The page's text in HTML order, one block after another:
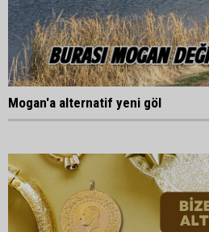
Mogan'a alternatif yeni göl